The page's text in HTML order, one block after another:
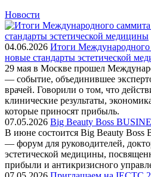
Новости
04.06.2026 Итоги
новые стандарты эстетической
29 мая в Москве прошел
— событие, объединившее
врачей. Говорили о том, что
клинические результаты,
которые приносят прибыль.
07.05.2026 Big Beauty Boss
В июне состоится Big Beauty Boss
— форум для руководителей,
эстетической медицины,
прибыли и антикризисного